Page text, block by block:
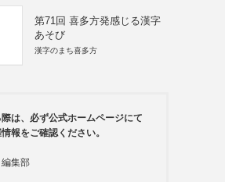
第71回 喜多方発感じる漢字
あそび
漢字のまち喜多方
は、必ず公式ホームページにて
報をご確認ください。
編集部